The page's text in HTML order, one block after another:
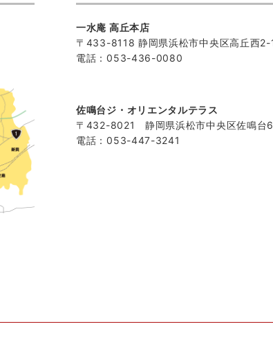
一水庵 高丘本店
〒433-8118 静岡県浜松市中央区高丘西
電話：053-436-0080
佐鳴台ジ・オリエンタルテラス
〒432-8021 静岡県浜松市中央区佐鳴台
電話：053-447-3241